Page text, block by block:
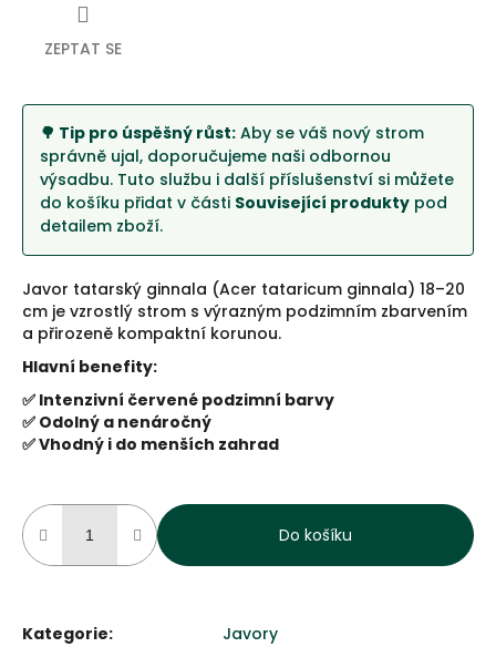
Do košíku
🌳 Tip pro úspěšný růst: Aby se váš nový strom
správně ujal, doporučujeme naši odbornou
výsadbu. Tuto službu i další příslušenství si můžete
do košíku přidat v části Související produkty pod
detailem zboží.
Javor tatarský ginnala (Acer tataricum ginnala) 18–20
cm je vzrostlý strom s výrazným podzimním zbarvením
a přirozeně kompaktní korunou.
Hlavní benefity:
✅ Intenzivní červené podzimní barvy
✅ Odolný a nenáročný
✅ Vhodný i do menších zahrad
Kategorie:
Javory
ZEPTAT SE